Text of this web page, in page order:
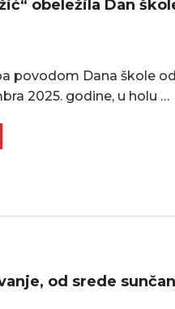
obeležila Dan
povodom Dana škole
2025. godine, u holu …
od srede